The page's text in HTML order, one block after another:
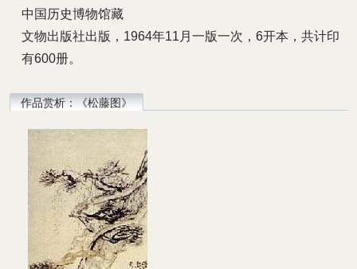
中国历史博物馆藏
文物出版社出版，1964年11月一版一次，6开本，共计印
有600册。
作品赏析：《松藤图》